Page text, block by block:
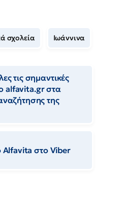
σχολεία Ιωάννινα
τις σημαντικές
alfavita.gr στα
της
Αlfavita στο Viber